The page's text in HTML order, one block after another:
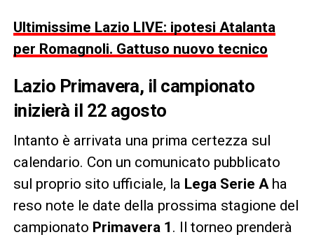
Ultimissime Lazio LIVE: ipotesi Atalanta
per Romagnoli. Gattuso nuovo tecnico
Lazio Primavera, il campionato
inizierà il 22 agosto
Intanto è arrivata una prima certezza sul
calendario. Con un comunicato pubblicato
sul proprio sito ufficiale, la Lega Serie Aha
reso note le date della prossima stagione del
campionato Primavera 1 . Il torneo prenderà